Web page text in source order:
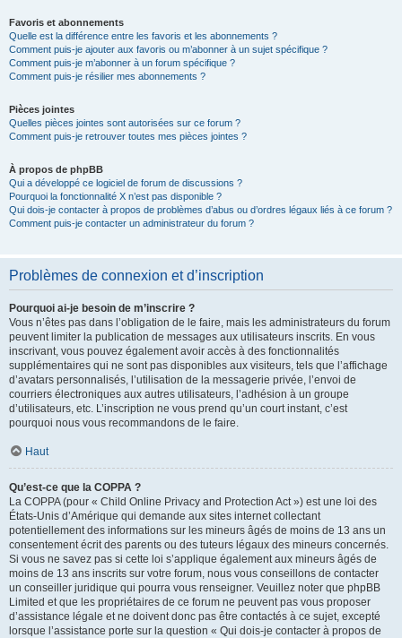
Favoris et abonnements
Quelle est la différence entre les favoris et les abonnements ?
Comment puis-je ajouter aux favoris ou m’abonner à un sujet spécifique ?
Comment puis-je m’abonner à un forum spécifique ?
Comment puis-je résilier mes abonnements ?
Pièces jointes
Quelles pièces jointes sont autorisées sur ce forum ?
Comment puis-je retrouver toutes mes pièces jointes ?
À propos de phpBB
Qui a développé ce logiciel de forum de discussions ?
Pourquoi la fonctionnalité X n’est pas disponible ?
Qui dois-je contacter à propos de problèmes d’abus ou d’ordres légaux liés à ce forum ?
Comment puis-je contacter un administrateur du forum ?
Problèmes de connexion et d’inscription
Pourquoi ai-je besoin de m’inscrire ?
Vous n’êtes pas dans l’obligation de le faire, mais les administrateurs du forum
peuvent limiter la publication de messages aux utilisateurs inscrits. En vous
inscrivant, vous pouvez également avoir accès à des fonctionnalités
supplémentaires qui ne sont pas disponibles aux visiteurs, tels que l’affichage
d’avatars personnalisés, l’utilisation de la messagerie privée, l’envoi de
courriers électroniques aux autres utilisateurs, l’adhésion à un groupe
d’utilisateurs, etc. L’inscription ne vous prend qu’un court instant, c’est
pourquoi nous vous recommandons de le faire.
Haut
Qu’est-ce que la COPPA ?
La COPPA (pour « Child Online Privacy and Protection Act ») est une loi des
États-Unis d’Amérique qui demande aux sites internet collectant
potentiellement des informations sur les mineurs âgés de moins de 13 ans un
consentement écrit des parents ou des tuteurs légaux des mineurs concernés.
Si vous ne savez pas si cette loi s’applique également aux mineurs âgés de
moins de 13 ans inscrits sur votre forum, nous vous conseillons de contacter
un conseiller juridique qui pourra vous renseigner. Veuillez noter que phpBB
Limited et que les propriétaires de ce forum ne peuvent pas vous proposer
d’assistance légale et ne doivent donc pas être contactés à ce sujet, excepté
lorsque l’assistance porte sur la question « Qui dois-je contacter à propos de